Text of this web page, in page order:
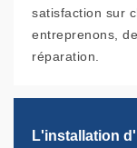
satisfaction sur
entreprenons,
réparation.
L'installation